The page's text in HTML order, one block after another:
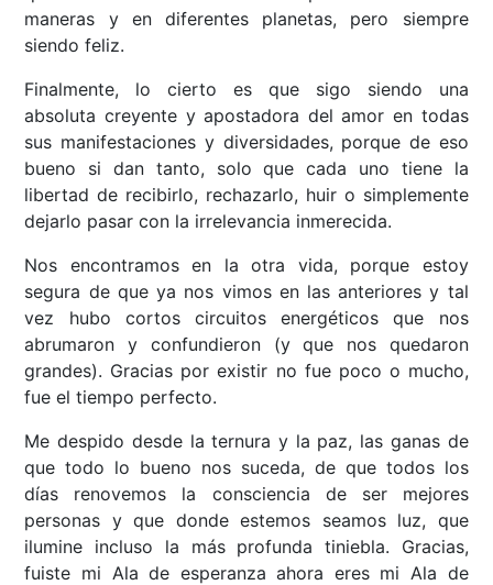
maneras y en diferentes planetas, pero siempre
siendo feliz.
Finalmente, lo cierto es que sigo siendo una
absoluta creyente y apostadora del amor en todas
sus manifestaciones y diversidades, porque de eso
bueno si dan tanto, solo que cada uno tiene la
libertad de recibirlo, rechazarlo, huir o simplemente
dejarlo pasar con la irrelevancia inmerecida.
Nos encontramos en la otra vida, porque estoy
segura de que ya nos vimos en las anteriores y tal
vez hubo cortos circuitos energéticos que nos
abrumaron y confundieron (y que nos quedaron
grandes). Gracias por existir no fue poco o mucho,
fue el tiempo perfecto.
Me despido desde la ternura y la paz, las ganas de
que todo lo bueno nos suceda, de que todos los
días renovemos la consciencia de ser mejores
personas y que donde estemos seamos luz, que
ilumine incluso la más profunda tiniebla. Gracias,
fuiste mi Ala de esperanza ahora eres mi Ala de